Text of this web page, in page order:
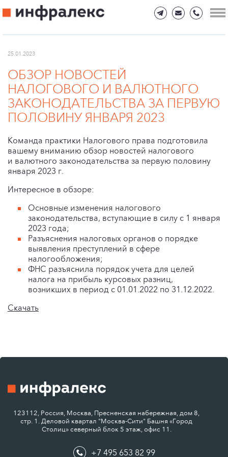
25.01.2023
ОБЗОР НОВОСТЕЙ
НАЛОГОВОГО И ВАЛЮТНОГО
ЗАКОНОДАТЕЛЬСТВА ЗА ПЕРВУЮ
ПОЛОВИНУ ЯНВАРЯ 2023
Команда практики Налогового права подготовила
вашему вниманию обзор новостей налогового
и валютного законодательства за первую половину
января 2023 г.
Интересное в обзоре:
Основные изменения налогового
законодательства, вступающие в силу с 1 января
2023 года;
Разъяснения налоговых органов о порядке
выявления преступлений в сфере
налогообложения;
ФНС разъяснила порядок учета для целей
налога на прибыль курсовых разниц,
возникших в период с 01.01.2022 по 31.12.2022.
Скачать
123112, Россия, Москва, Пресненская набережная, дом 8,
стр. 1. Деловой квартал "Москва-Сити" Башня «Город
Столиц» северный блок 5 этаж, офис 11.
+7 495 653 82 99